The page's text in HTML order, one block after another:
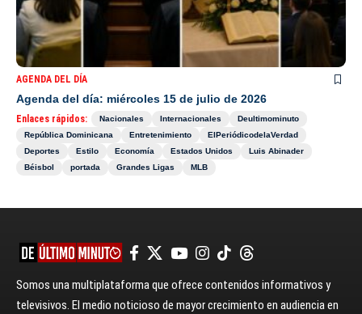
AGENDA DEL DÍA
Agenda del día: miércoles 15 de julio de 2026
Enlaces rápidos: Nacionales Internacionales
Deultimominuto
República Dominicana
Entretenimiento
ElPeriódicodelaVerdad
Deportes
Estilo Economía Estados Unidos
Luis Abinader
Béisbol
portada Grandes Ligas MLB
Somos una multiplataforma que ofrece contenidos informativos y
televisivos. El medio noticioso de mayor crecimiento en audiencia en